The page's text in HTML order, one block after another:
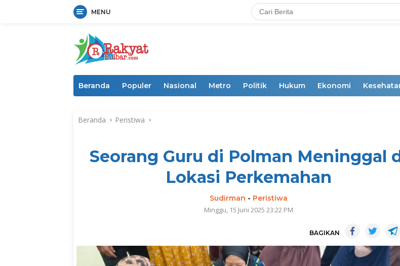
MENU
Beranda Populer Nasional Metro Politik Hukum Ekonomi
Beranda Peristiwa
Seorang Guru di Polman Meninggal
Lokasi Perkemahan
Sudirman - Peristiwa
Minggu, 15 Juni 2025 23:22 PM
BAGIKAN